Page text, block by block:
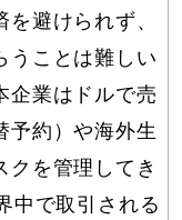
避けられず、
うことは難しい
企業はドルで売
予約）や海外生
クを管理してき
中で取引される